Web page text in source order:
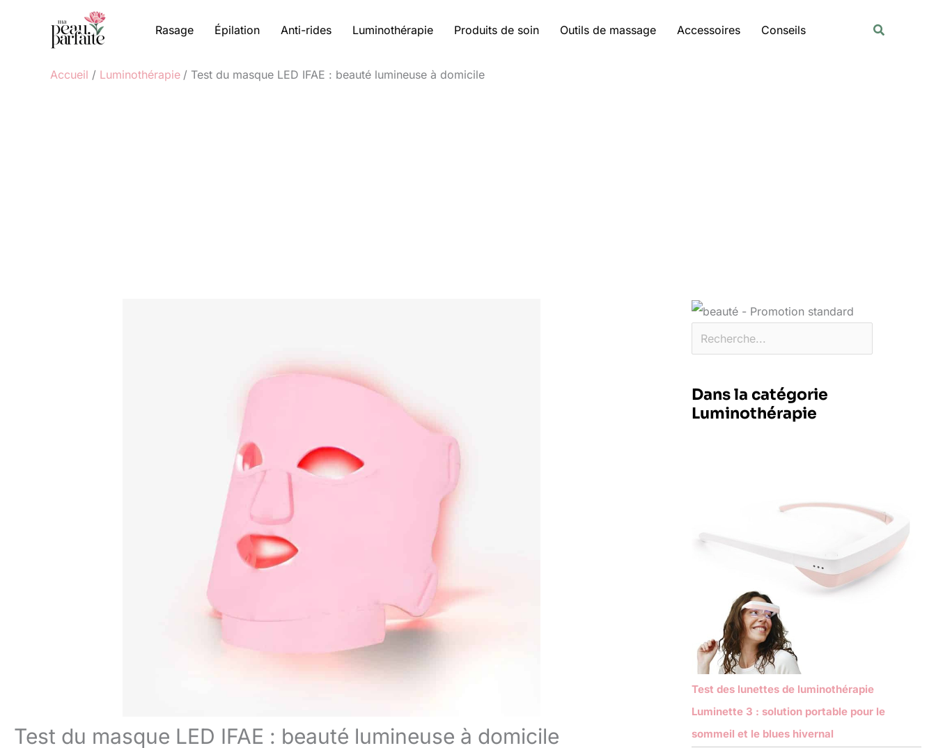
Rasage Épilation Anti-rides Luminothérapie Produits de soin Outils de massage Accessoires Conseils
Accueil Luminothérapie Test du masque LED IFAE : beauté lumineuse à domicile
Test du masque LED IFAE : beauté lumineuse à domicile
Dans la catégorie
Luminothérapie
Test des lunettes de luminothérapie
Luminette 3 : solution portable pour le
sommeil et le blues hivernal